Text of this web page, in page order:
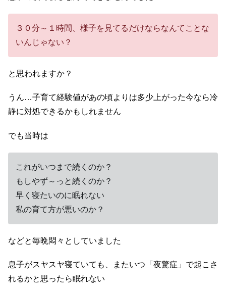
３０分～１時間、様子を見てるだけならなんてことな
いんじゃない？
と思われますか？
うん…子育て経験値があの頃よりは多少上がった今なら冷
静に対処できるかもしれません
でも当時は
これがいつまで続くのか？
もしやず～っと続くのか？
早く寝たいのに眠れない
私の育て方が悪いのか？
などと毎晩悶々としていました
息子がスヤスヤ寝ていても、またいつ「夜驚症」で起こさ
れるかと思ったら眠れない